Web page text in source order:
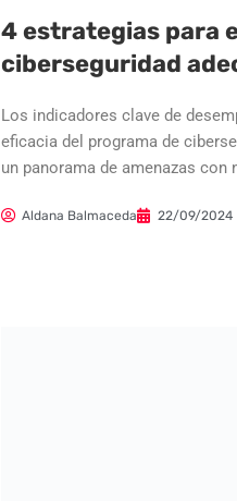
4 estrategias para
ciberseguridad
Los indicadores clave de
eficacia del programa de
un panorama de amenazas con
Aldana Balmaceda 22/09/2024